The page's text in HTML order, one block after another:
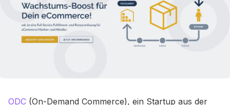
ODC (On-Demand Commerce), ein Startup aus der